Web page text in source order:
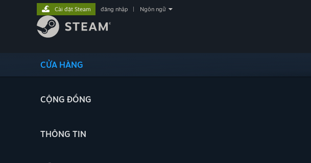
CỬA HÀNG
CỘNG ĐỒNG
THÔNG TIN
Cài đặt Steam đăng nhập Ngôn ngữ